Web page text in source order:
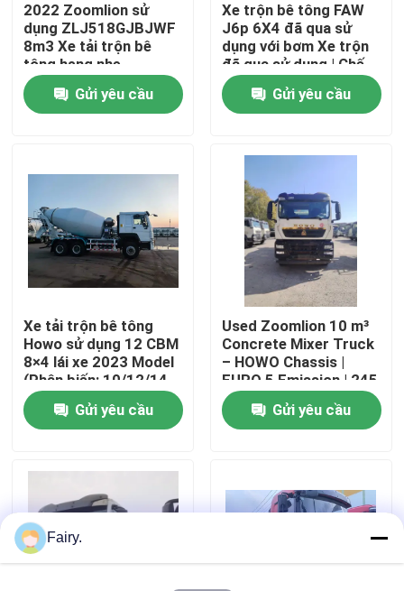
Nhà
Tham quan nhà máy
Liên hệ chúng tôi
Yêu cầu báo giá
Cần cẩu xe tải đã qua sử dụng
Xe bơm bê tông đã qua sử dụng
2022 Zoomlion sử
dụng ZLJ518GJBJWF
8m3 Xe tải trộn bê
tông hạng nhẹ
Gửi yêu cầu
Xe trộn bê tông FAW
J6p 6X4 đã qua sử
dụng với bơm Xe trộn
đã qua sử dụng | Chế
độ dẫn động 6×4 | 350
Mã lực tối đa | Dung
tích 8.6L
Gửi yêu cầu
Xe tải trộn bê tông
Howo sử dụng 12 CBM
8×4 lái xe 2023 Model
(Phân biến: 10/12/14
CBM)
Gửi yêu cầu
Used Zoomlion 10 m³
Concrete Mixer Truck
– HOWO Chassis |
EURO 5 Emission | 245
kW Engine
Gửi yêu cầu
Fairy.